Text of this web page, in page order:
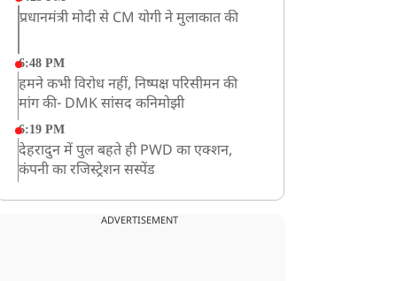
प्रधानमंत्री मोदी से CM योगी ने मुलाकात की
6:48 PM
हमने कभी विरोध नहीं, निष्पक्ष परिसीमन की
मांग की- DMK सांसद कनिमोझी
6:19 PM
देहरादुन में पुल बहते ही PWD का एक्शन,
कंपनी का रजिस्ट्रेशन सस्पेंड
खराब मौसम की चेतावनी के कारण अमरनाथ
ADVERTISEMENT